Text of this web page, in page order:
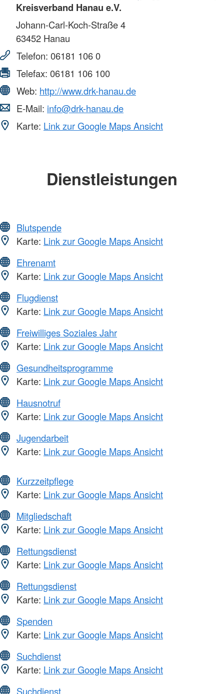
Kreisverband Hanau e.V.
Johann-Carl-Koch-Straße 4
63452 Hanau
Telefon: 06181 106 0
Telefax: 06181 106 100
Web: http://www.drk-hanau.de
E-Mail: info@drk-hanau.de
Karte: Link zur Google Maps Ansicht
Dienstleistungen
Blutspende
Karte: Link zur Google Maps Ansicht
Ehrenamt
Karte: Link zur Google Maps Ansicht
Flugdienst
Karte: Link zur Google Maps Ansicht
Freiwilliges Soziales Jahr
Karte: Link zur Google Maps Ansicht
Gesundheitsprogramme
Karte: Link zur Google Maps Ansicht
Hausnotruf
Karte: Link zur Google Maps Ansicht
Jugendarbeit
Karte: Link zur Google Maps Ansicht
Kurzzeitpflege
Karte: Link zur Google Maps Ansicht
Mitgliedschaft
Karte: Link zur Google Maps Ansicht
Rettungsdienst
Karte: Link zur Google Maps Ansicht
Rettungsdienst
Karte: Link zur Google Maps Ansicht
Spenden
Karte: Link zur Google Maps Ansicht
Suchdienst
Karte: Link zur Google Maps Ansicht
Suchdienst